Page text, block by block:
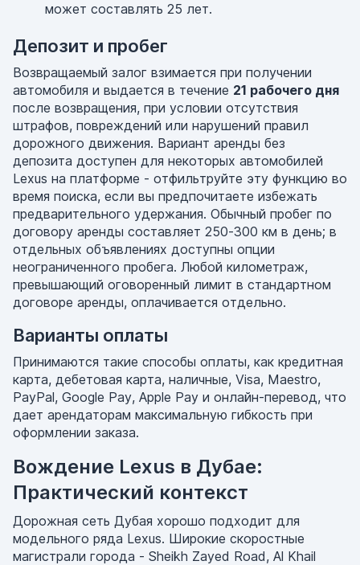
может составлять 25 лет.
Депозит и пробег
Возвращаемый залог взимается при получении
автомобиля и выдается в течение 21 рабочего дня
после возвращения, при условии отсутствия
штрафов, повреждений или нарушений правил
дорожного движения. Вариант аренды без
депозита доступен для некоторых автомобилей
Lexus на платформе - отфильтруйте эту функцию во
время поиска, если вы предпочитаете избежать
предварительного удержания. Обычный пробег по
договору аренды составляет 250-300 км в день; в
отдельных объявлениях доступны опции
неограниченного пробега. Любой километраж,
превышающий оговоренный лимит в стандартном
договоре аренды, оплачивается отдельно.
Варианты оплаты
Принимаются такие способы оплаты, как кредитная
карта, дебетовая карта, наличные, Visa, Maestro,
PayPal, Google Pay, Apple Pay и онлайн-перевод, что
дает арендаторам максимальную гибкость при
оформлении заказа.
Вождение Lexus в Дубае:
Практический контекст
Дорожная сеть Дубая хорошо подходит для
модельного ряда Lexus. Широкие скоростные
магистрали города - Sheikh Zayed Road, Al Khail